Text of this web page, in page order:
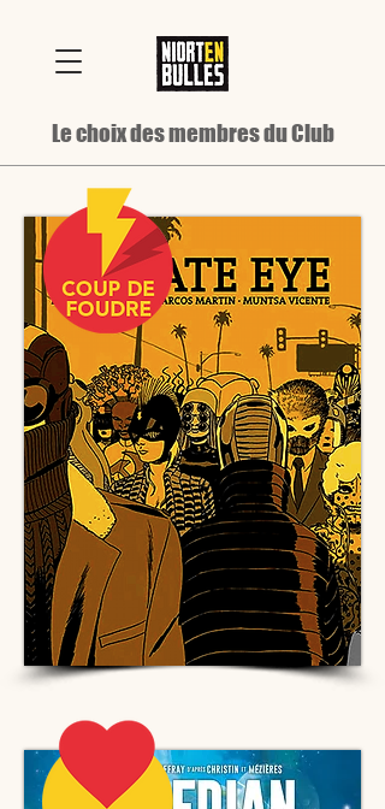
Le choix des membres du Club